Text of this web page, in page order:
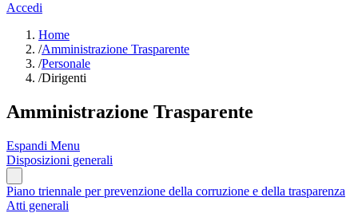
Accedi
Home
/Amministrazione Trasparente
/Personale
/Dirigenti
Amministrazione Trasparente
Espandi Menu
Disposizioni generali
Piano triennale per prevenzione della corruzione e della trasparenza
Atti generali